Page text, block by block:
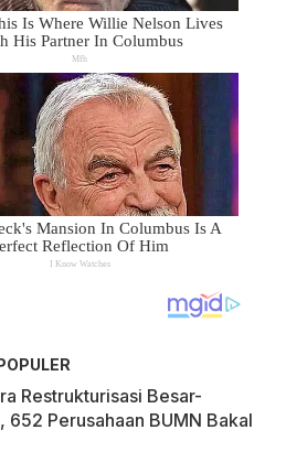
Restrukturisasi Besar-
652 Perusahaan BUMN Bakal